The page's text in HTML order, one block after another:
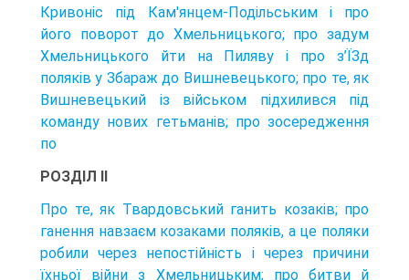
Кривоніс під Кам'янцем-Подільським і про
його поворот до Хмельницького; про задум
Хмельницького йти на Пиляву і про з’ЇЗд
поляків у Збараж до Вишневецького; про те, як
Вишневецький із військом підхилився під
команду нових гетьманів; про зосередження
по
РОЗДІЛ II
Про те, як Твардовський ганить козаків; про
ганення навзаєм козаками поляків, а це поляки
робили через непостійність і через причини
їхньої війни з Хмельницьким; про битви й